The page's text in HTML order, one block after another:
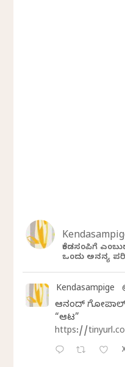
ಕೆಂಡಸಂಪಿಗೆ
ಒಂದು ಅನನ್ಯ
Kendasampige
ಆನಂದ್‌ ಗೋಪಾಲ್‌
“ಆಟ”
https://